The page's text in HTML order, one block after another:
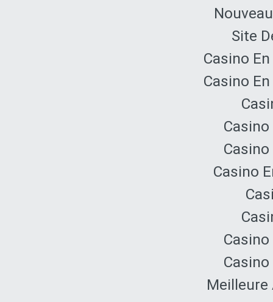
Site
Casino
Casino
Casino